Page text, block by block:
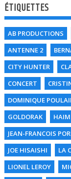
ÉTIQUETTES
AB PRODUCTIONS
ANTENNE 2
CITY HUNTER
CONCERT
DOMINIQUE
GOLDORAK
JEAN-FRANCOIS
JOE HISAISHI
LA
LIONEL LEROY